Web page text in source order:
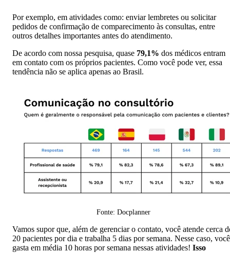
Por exemplo, em atividades como: enviar lembretes ou solicitar
pedidos de confirmação de comparecimento às consultas, entre
outros detalhes importantes antes do atendimento.
De acordo com nossa pesquisa, quase 79,1% dos médicos entram
em contato com os próprios pacientes. Como você pode ver, essa
tendência não se aplica apenas ao Brasil.
Fonte: Docplanner
Vamos supor que, além de gerenciar o contato, você atende cerca
20 pacientes por dia e trabalha 5 dias por semana. Nesse caso, você
gasta em média 10 horas por semana nessas atividades! Isso